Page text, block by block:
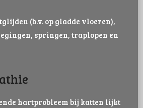
(b.v. op gladde vloeren),
springen, traplopen en
hartprobleem bij katten lijkt